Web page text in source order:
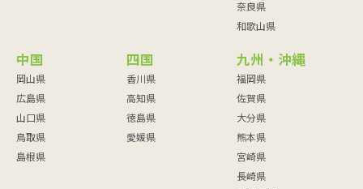
奈良県
和歌山県
中国
岡山県
広島県
山口県
鳥取県
島根県
四国
香川県
高知県
徳島県
愛媛県
九州・沖縄
福岡県
佐賀県
大分県
熊本県
宮崎県
長崎県